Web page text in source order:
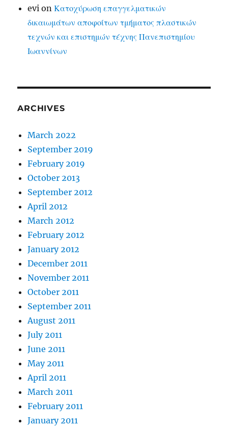
evi onΚατοχύρωση επαγγελματικών
δικαιωμάτων αποφοίτων τμήματος πλαστικών
τεχνών και επιστημών τέχνης Πανεπιστημίου
Ιωαννίνων
ARCHIVES
March 2022
September 2019
February 2019
October 2013
September 2012
April 2012
March 2012
February 2012
January 2012
December 2011
November 2011
October 2011
September 2011
August 2011
July 2011
June 2011
May 2011
April 2011
March 2011
February 2011
January 2011